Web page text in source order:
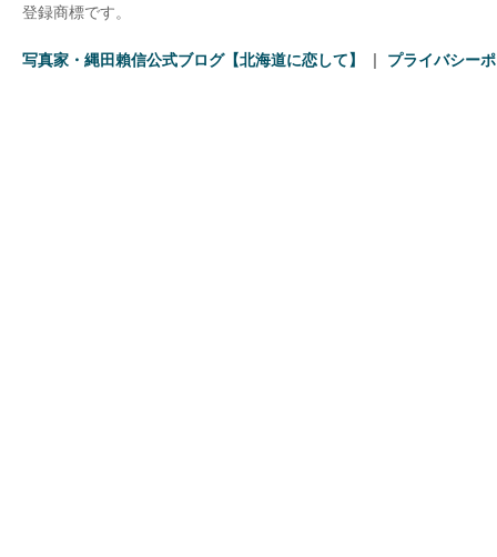
登録商標です。
写真家・縄田賴信公式ブログ【北海道に恋して】 プライバシー